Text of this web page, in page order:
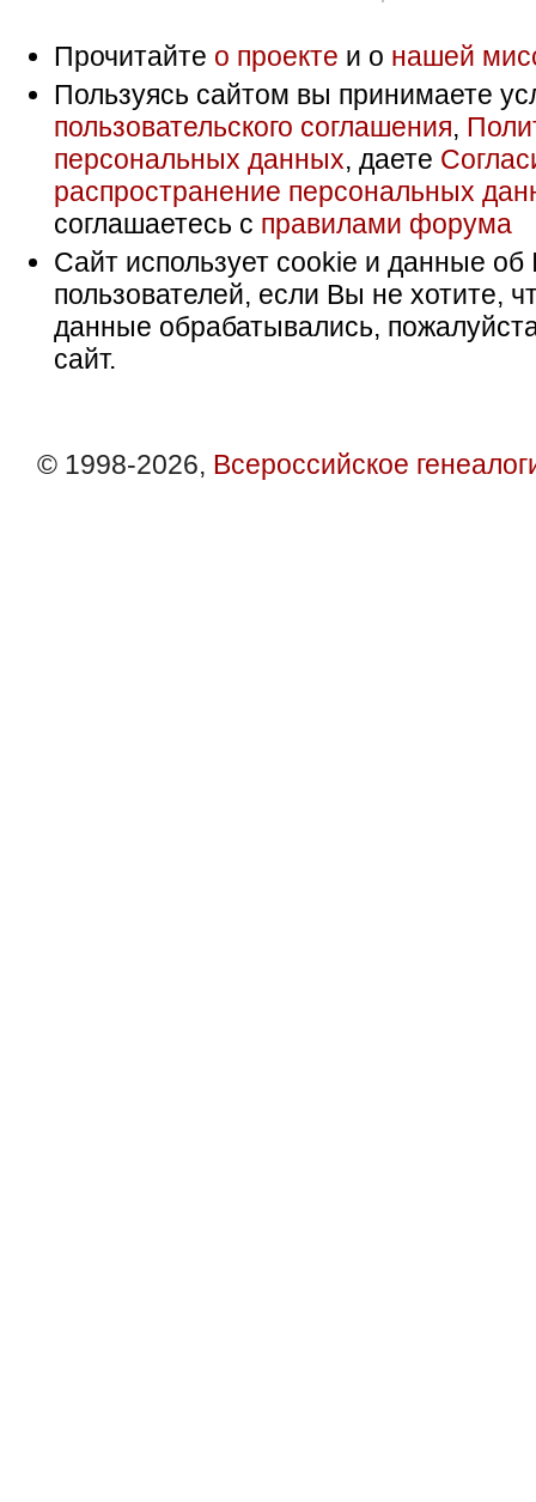
Прочитайте о проекте и о нашей
Пользуясь сайтом вы принимаете
пользовательского соглашения,
персональных данных, даете
распространение персональных
соглашаетесь с правилами форума
Сайт использует cookie и данные об
пользователей, если Вы не хотите,
данные обрабатывались,
сайт.
© 1998-2026, Всероссийское